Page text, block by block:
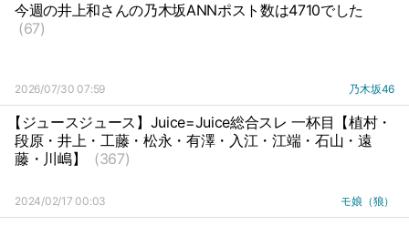
今週の井上和さんの乃木坂ANNポスト数は4710でした
(67)
2026/07/30 07:59 乃木坂46
【ジュースジュース】Juice=Juice総合スレ 一杯目【植村・
段原・井上・工藤・松永・有澤・入江・江端・石山・遠
藤・川嶋】
(367)
2024/02/17 00:03 モ娘（狼）